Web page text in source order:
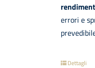
errori e
Dettagli